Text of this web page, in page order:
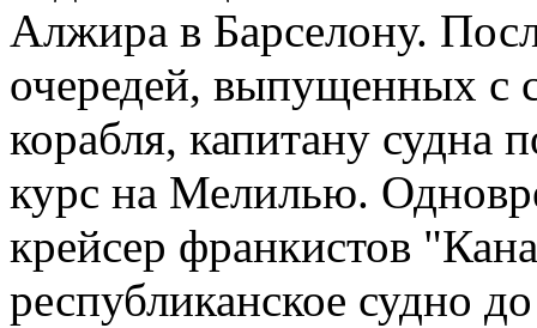
Алжира в Барселону.
очередей, выпущенных с
корабля, капитану судна
курс на Мелилью.
крейсер франкистов
республиканское судно